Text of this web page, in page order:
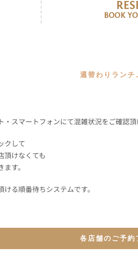
週替わりランチ
スマートフォンにて混雑状況をご確認頂
クして
頂けなくても
す。
る順番待ちシステムです。
各店舗のご予約